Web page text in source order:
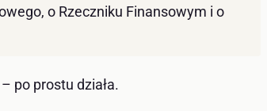
o Rzeczniku Finansowym i o
po prostu działa.